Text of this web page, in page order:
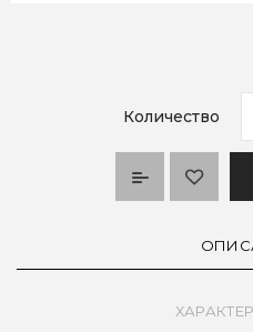
Количество